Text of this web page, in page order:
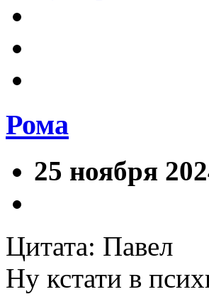
Рома
25 ноября
Цитата: Павел
Ну кстати в